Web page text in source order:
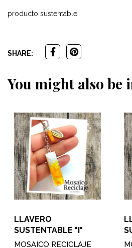
producto sustentable
SHARE:
You might also be
LLAVERO
SUSTENTABLE "I"
MOSAICO RECICLAJE